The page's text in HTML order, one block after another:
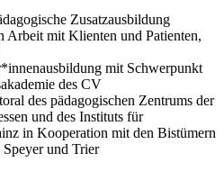
Zusatzausbildung
Arbeit mit Klienten und Patienten,
mit Schwerpunkt
des CV
des pädagogischen Zentrums der
und des Instituts für
in Kooperation mit den Bistümern
und Trier